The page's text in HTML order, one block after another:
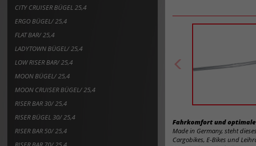
CITY CRUISER BÜGEL 25,4
ERGO BÜGEL/ 25,4
FLAT BAR/ 25,4
LADYTOWN BÜGEL/ 25,4
LOW RISER BAR/ 25,4
MOON BÜGEL/ 25,4
MOON CRUISER BÜGEL/ 25,4
RISER BAR 30/ 25,4
RISER BÜGEL 30/ 25,4
RISER BAR 50/ 25,4
Fahrkomfort und optimale
Made in Germany, steht
Cargobikes, E-Bikes und